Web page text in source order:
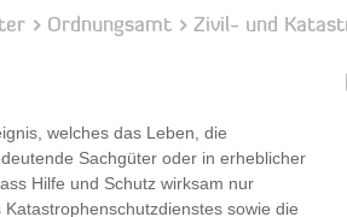
Ordnungsamt Zivil- und
welches das Leben, die
Sachgüter oder in erheblicher
Hilfe und Schutz wirksam nur
sowie die